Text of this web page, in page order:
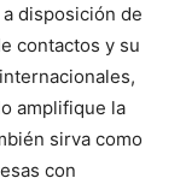
disposición de
contactos y su
amplifique la
sirva como
con